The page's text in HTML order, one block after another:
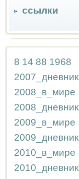
ссылки
8 14 88 1968
2007_дневник
2008_в_мире
2008_дневник
2009_в_мире
2009_дневник
2010_в_мире
2010_дневник